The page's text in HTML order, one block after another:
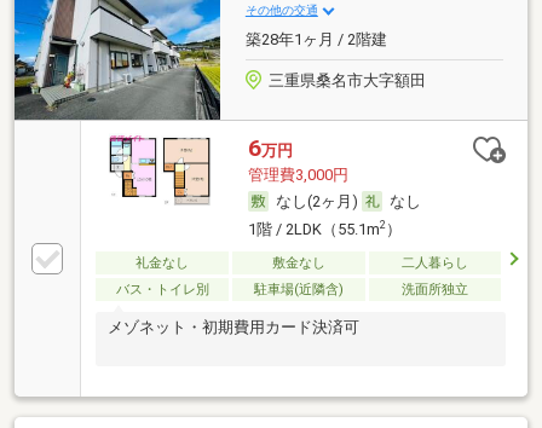
その他の交通
築28年1ヶ月 / 2階建
三重県桑名市大字額田
6万円
管理費3,000円
なし(2ヶ月)
なし
1階 / 2LDK（55.1m2）
礼金なし 敷金なし
二人暮らし
バス・トイレ別
駐車場(近隣含) 洗面所独立
メゾネット・初期費用カード決済可